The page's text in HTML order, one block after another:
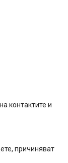
контактите и
причиняват